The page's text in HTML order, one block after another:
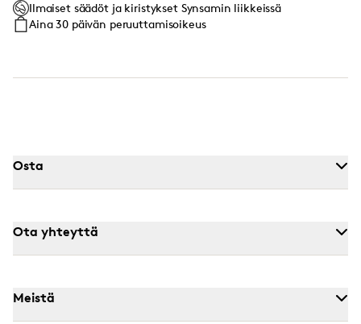
Ilmaiset säädöt ja kiristykset Synsamin liikkeissä
Aina 30 päivän peruuttamisoikeus
Osta
Ota yhteyttä
Meistä